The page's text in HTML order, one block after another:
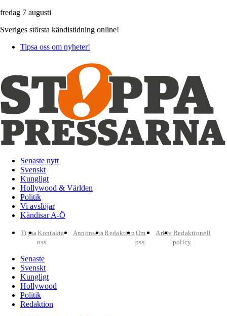
fredag 7 augusti
Sveriges största kändistidning online!
Tipsa oss om nyheter!
Senaste nytt
Svenskt
Kungligt
Hollywood & Världen
Politik
Vi avslöjar
Kändisar A-Ö
TipsaKontakta
oss
AnnonseraRedaktion Om
oss
Arkiv Redaktionell
policy
Senaste
Svenskt
Kungligt
Hollywood
Politik
Redaktion